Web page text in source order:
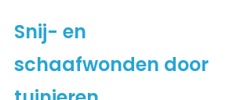
Snij- en
schaafwonden door